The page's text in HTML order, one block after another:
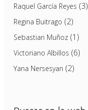
Raquel García Reyes (3)
Regina Buitrago (2)
Sebastian Muñoz(1)
Victoriano Albillos (6)
Yana Nersesyan (2)